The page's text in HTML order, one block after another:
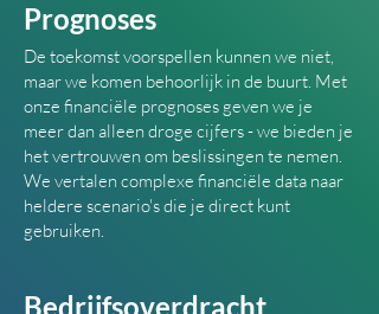
Prognoses
De toekomst voorspellen kunnen we niet,
maar we komen behoorlijk in de buurt. Met
onze financiële prognoses geven we je
meer dan alleen droge cijfers - we bieden je
het vertrouwen om beslissingen te nemen.
We vertalen complexe financiële data naar
heldere scenario's die je direct kunt
gebruiken.
Bedrijfsoverdracht